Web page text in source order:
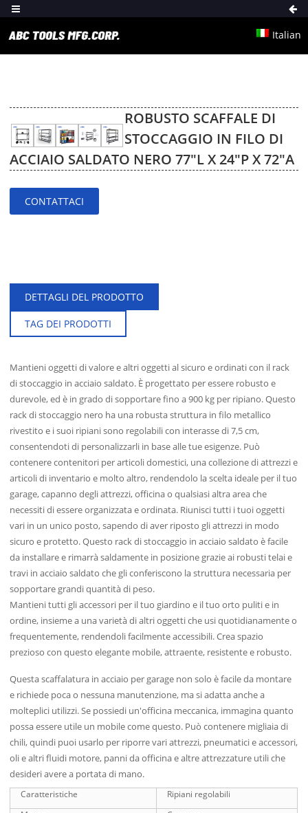
Italian
ROBUSTO SCAFFALE DI
STOCCAGGIO IN FILO DI
ACCIAIO SALDATO NERO 77″L X 24″P X 72″A
CONTATTACI
DETTAGLI DEL PRODOTTO
TAG DEI PRODOTTI
Mantieni oggetti di valore e altri oggetti al sicuro e ordinati con il rack
di stoccaggio in acciaio saldato. È progettato per essere robusto e
durevole, ed è in grado di sopportare fino a 900 kg per ripiano. Questo
rack di stoccaggio nero ha una robusta struttura in filo metallico
rivestito e i suoi ripiani sono regolabili con interasse di 7,5 cm,
consentendoti di personalizzarli in base alle tue esigenze. Può
contenere contenitori per articoli domestici, una collezione di attrezzi e
articoli di inventario e molto altro, rendendolo la scelta ideale per il tuo
garage, capanno degli attrezzi, officina o qualsiasi altra area che
necessiti di essere organizzata e ordinata. Riunisci tutti i tuoi oggetti
vari in un unico posto, sapendo di aver riposto gli attrezzi in modo
sicuro e protetto. Questo rack di stoccaggio in acciaio saldato è facile
da installare e rimarrà saldamente in posizione grazie ai robusti telai e
travi in acciaio saldato che gli conferiscono la struttura necessaria per
sopportare grandi quantità di peso.
Mantieni tutti gli accessori per il tuo giardino e il tuo orto puliti e in
ordine, insieme a una varietà di altri oggetti che usi quotidianamente o
frequentemente, rendendoli facilmente accessibili. Crea spazio
prezioso con questo elegante mobile, attraente, resistente e robusto.
Questa scaffalatura in acciaio per garage non solo è facile da montare
e richiede poca o nessuna manutenzione, ma si adatta anche a
molteplici utilizzi. Se possiedi un'officina meccanica, immagina quanto
possa essere utile un mobile come questo. Può contenere migliaia di
chili, quindi puoi usarlo per riporre vari attrezzi, pneumatici e accessori,
oli e altri fluidi motore, panni da officina e altre attrezzature utili che
desideri avere a portata di mano.
Caratteristiche
Ripiani regolabili